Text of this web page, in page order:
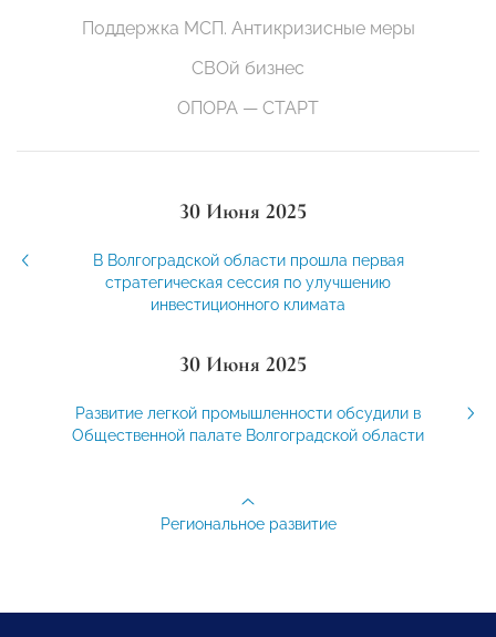
Поддержка МСП. Антикризисные меры
СВОй бизнес
ОПОРА — СТАРТ
30 Июня 2025
В Волгоградской области прошла первая
стратегическая сессия по улучшению
инвестиционного климата
30 Июня 2025
Развитие легкой промышленности обсудили в
Общественной палате Волгоградской области
Региональное развитие